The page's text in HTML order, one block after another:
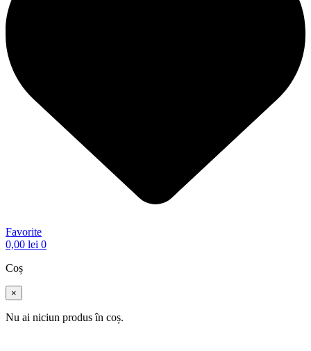
Favorite
0,00 lei 0
Coș
×
Nu ai niciun produs în coș.